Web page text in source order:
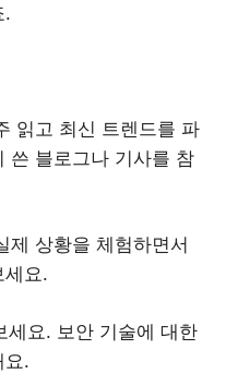
.
읽고 최신 트렌드를 파
쓴 블로그나 기사를 참
제 상황을 체험하면서
세요.
세요. 보안 기술에 대한
요.